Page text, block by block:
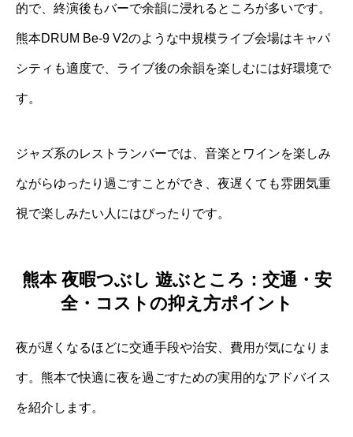
的で、終演後もバーで余韻に浸れるところが多いです。
熊本DRUM Be-9 V2のような中規模ライブ会場はキャパ
シティも適度で、ライブ後の余韻を楽しむには好環境で
す。
ジャズ系のレストランバーでは、音楽とワインを楽しみ
ながらゆったり過ごすことができ、夜遅くても雰囲気重
視で楽しみたい人にはぴったりです。
熊本 夜暇つぶし 遊ぶところ：交通・安
全・コストの抑え方ポイント
夜が遅くなるほどに交通手段や治安、費用が気になりま
す。熊本で快適に夜を過ごすための実用的なアドバイス
を紹介します。